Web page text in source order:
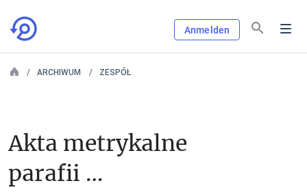
Anmelden
ARCHIWUM ZESPÓŁ
Akta metrykalne
parafii